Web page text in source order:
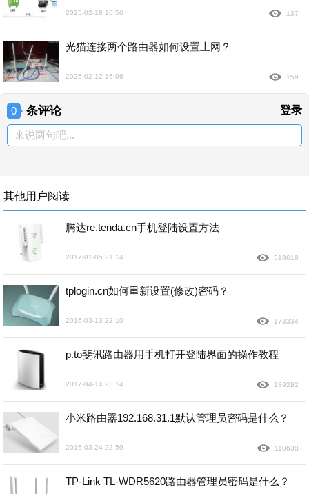
2025-02-18 16:56 137
光猫连接两个路由器如何设置上网？
2025-02-12 16:06 159
0 条评论 登录
来说两句吧...
其他用户阅读
腾达re.tenda.cn手机登陆设置方法
2017-01-05 21:14 518618
tplogin.cn如何重新设置(修改)密码？
2016-03-13 22:10 173334
p.to斐讯路由器用手机打开登陆界面的操作教程
2017-04-14 23:14 139292
小米路由器192.168.31.1默认管理员密码是什么？
2016-03-24 22:59 110638
TP-Link TL-WDR5620路由器管理员密码是什么？